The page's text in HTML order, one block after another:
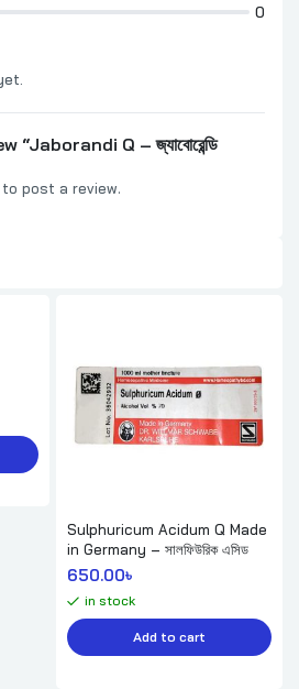
0
Q – জ্যাবোরেন্ডি
to post a review.
.
.
Sulphuricum Acidum Q Made
in Germany – সালফিউরিক এসিড
650.00৳
in stock
Add to cart